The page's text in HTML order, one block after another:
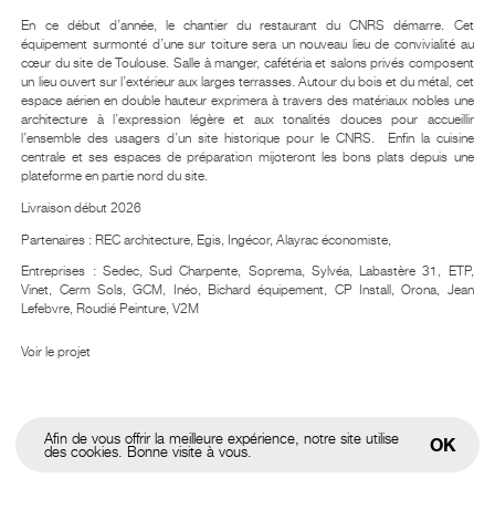
En ce début d’année, le chantier du restaurant du CNRS démarre. Cet
équipement surmonté d’une sur toiture sera un nouveau lieu de convivialité au
cœur du site de Toulouse. Salle à manger, cafétéria et salons privés composent
un lieu ouvert sur l’extérieur aux larges terrasses. Autour du bois et du métal, cet
espace aérien en double hauteur exprimera à travers des matériaux nobles une
architecture à l’expression légère et aux tonalités douces pour accueillir
l’ensemble des usagers d’un site historique pour le CNRS. Enfin la cuisine
centrale et ses espaces de préparation mijoteront les bons plats depuis une
plateforme en partie nord du site.
Livraison début 2026
Partenaires : REC architecture, Egis, Ingécor, Alayrac économiste,
Entreprises : Sedec, Sud Charpente, Soprema, Sylvéa, Labastère 31, ETP,
Vinet, Cerm Sols, GCM, Inéo, Bichard équipement, CP Install, Orona, Jean
Lefebvre, Roudié Peinture, V2M
Voir le projet
Afin de vous offrir la meilleure expérience, notre site utilise
des cookies. Bonne visite à vous. OK